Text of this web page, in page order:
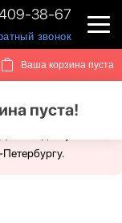
38-67
звонок
Ваша корзина пуста
пуста!
Вас доступен